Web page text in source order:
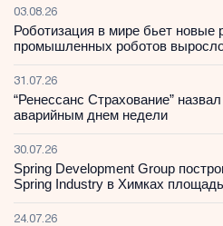
03.08.26
Роботизация в мире бьет новые
промышленных роботов
31.07.26
“Ренессанс Страхование”
аварийным днем недели
30.07.26
Spring Development Group
Spring Industry в Химках
24.07.26